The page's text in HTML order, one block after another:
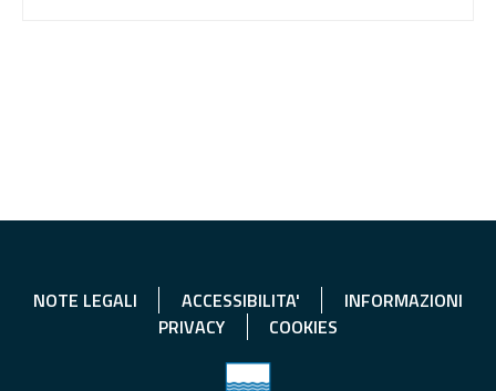
NOTE LEGALI ACCESSIBILITA'
INFORMAZIONI
PRIVACY
COOKIES